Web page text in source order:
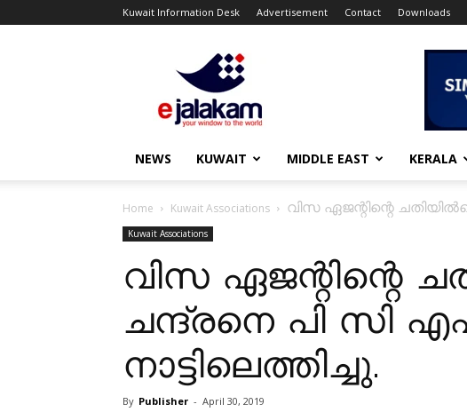
Kuwait Information Desk Advertisement Contact Downloads
ejalakam
NEWS KUWAIT MIDDLE EAST KERALA
Home Kuwait Associations വിസ ഏജന്റിന്റെ
Kuwait Associations
വിസ ഏജന്റിന്റെ
ചന്ദ്രനെ പി സി
നാട്ടിലെത്തിച്ചു.
By Publisher - April 30, 2019